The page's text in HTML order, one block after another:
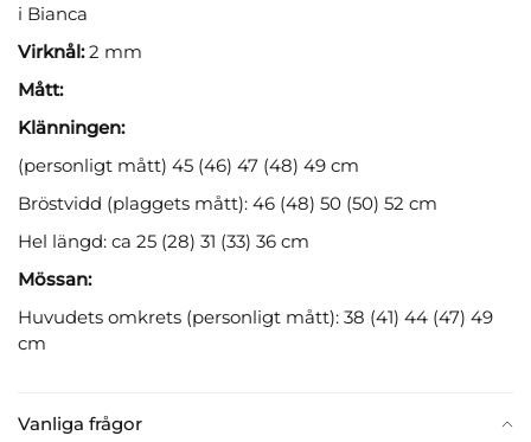
Vanliga frågor
i Bianca
Virknål:2 mm
Mått:
Klänningen:
(personligt mått) 45 (46) 47 (48) 49 cm
Bröstvidd (plaggets mått): 46 (48) 50 (50) 52 cm
Hel längd: ca 25 (28) 31 (33) 36 cm
Mössan:
Huvudets omkrets (personligt mått): 38 (41) 44 (47) 49
cm